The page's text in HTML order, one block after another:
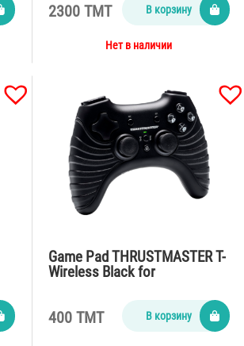
2300 TMT В корзину
Нет в наличии
Game Pad THRUSTMASTER T-
Wireless Black for
400 TMT В корзину